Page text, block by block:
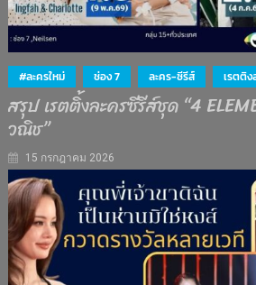
#ละครใหม่ ช่อง 7 ละคร-ซีรีส์ เรตติง
สรุป เรตติ้งละครซีรีส์ชุด “4
วณิช”
15 กรกฎาคม 2026